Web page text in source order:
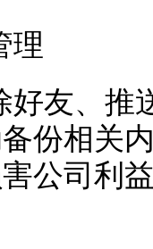
理
好友、推
份相关
公司利